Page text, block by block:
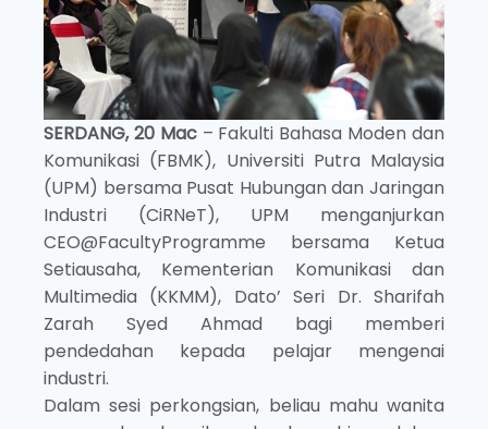
SERDANG, 20 Mac– Fakulti Bahasa Moden dan
Komunikasi (FBMK), Universiti Putra Malaysia
(UPM) bersama Pusat Hubungan dan Jaringan
Industri (CiRNeT), UPM menganjurkan
CEO@FacultyProgramme bersama Ketua
Setiausaha, Kementerian Komunikasi dan
Multimedia (KKMM), Dato’ Seri Dr. Sharifah
Zarah Syed Ahmad bagi memberi
pendedahan kepada pelajar mengenai
industri.
Dalam sesi perkongsian, beliau mahu wanita